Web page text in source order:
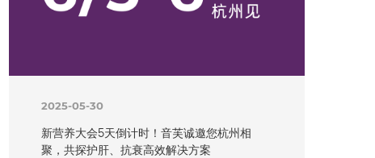
2025-05-30
新营养大会5天倒计时！音芙诚邀您杭州相
聚，共探护肝、抗衰高效解决方案